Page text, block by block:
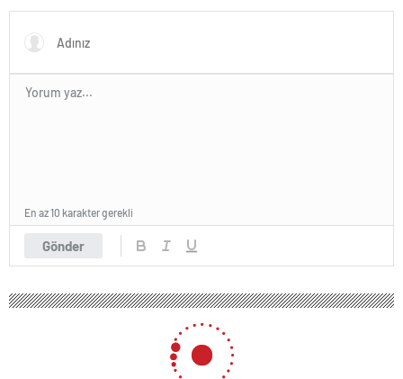
Gönder
En az 10 karakter gerekli